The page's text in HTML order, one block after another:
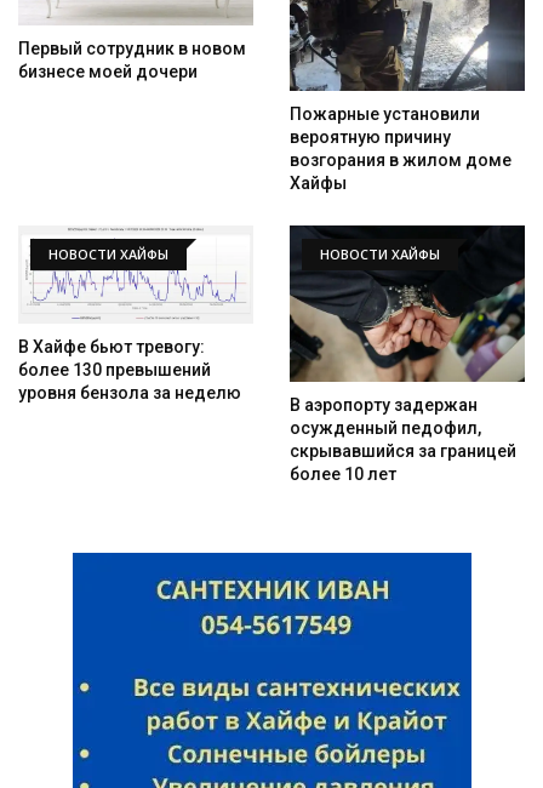
Первый сотрудник в новом
бизнесе моей дочери
Пожарные установили
вероятную причину
возгорания в жилом доме
Хайфы
НОВОСТИ ХАЙФЫ
В Хайфе бьют тревогу:
более 130 превышений
уровня бензола за неделю
НОВОСТИ ХАЙФЫ
В аэропорту задержан
осужденный педофил,
скрывавшийся за границей
более 10 лет